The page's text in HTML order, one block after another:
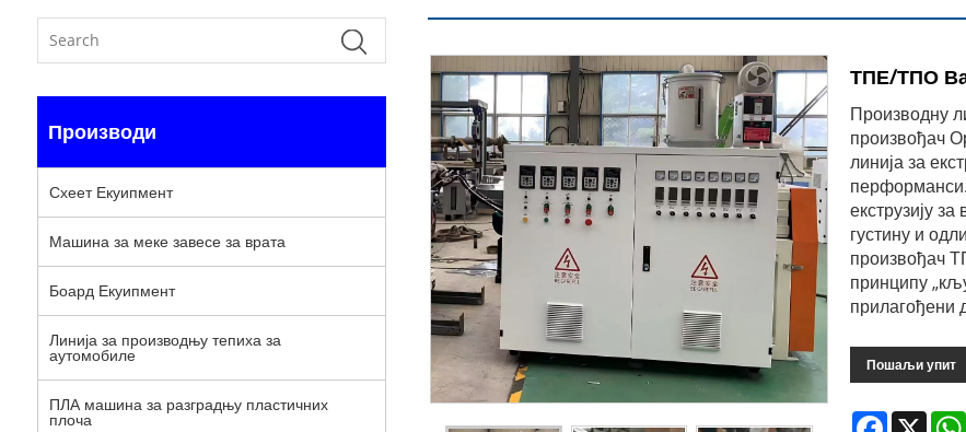
Производи
Схеет Екуипмент
Машина за меке завесе за врата
Боард Екуипмент
Линија за производњу тепиха за
аутомобиле
ПЛА машина за разградњу пластичних
плоча
ТПЕ/ТПО
Производну
произвођач
линија за
екструзију
густину и
произвођач
принципу
прилагођени
Пошаљи упит
Facebook
X